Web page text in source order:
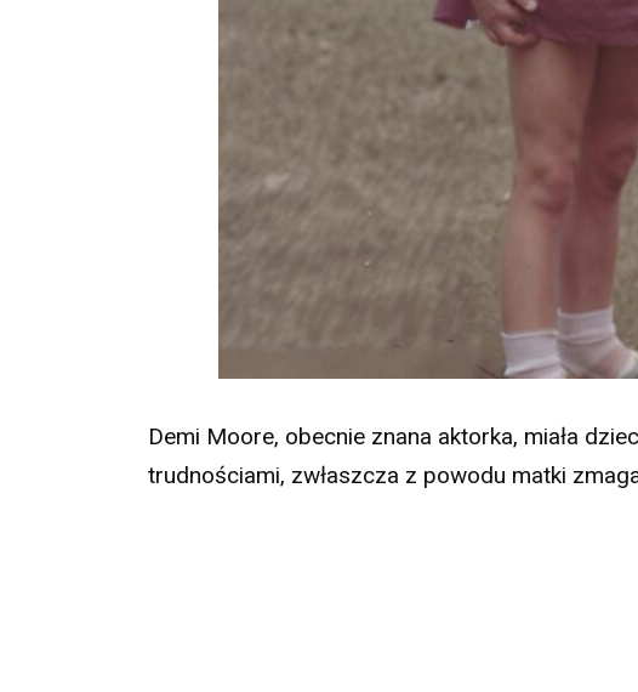
Demi Moore, obecnie znana aktorka, miała
trudnościami, zwłaszcza z powodu matki